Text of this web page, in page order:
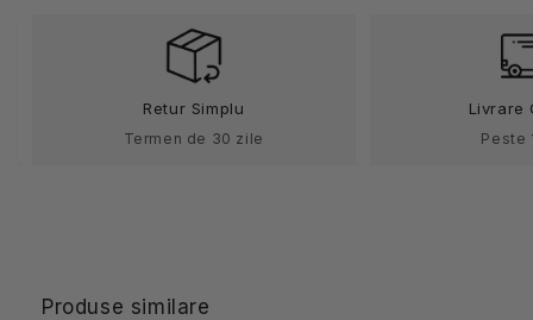
Jacket
Retur Simplu
Termen de 30 zile
Livrare
Peste
Produse similare